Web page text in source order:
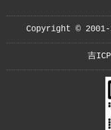
Copyright © 2001-
吉